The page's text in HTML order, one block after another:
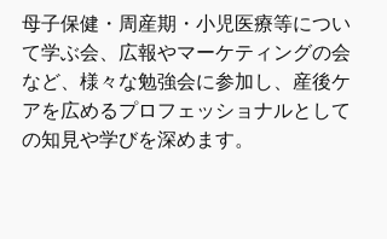
母子保健・周産期・小児医療等につい
て学ぶ会、広報やマーケティングの会
など、様々な勉強会に参加し、産後ケ
アを広めるプロフェッショナルとして
の知見や学びを深めます。